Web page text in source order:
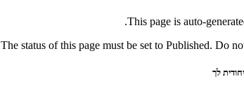
This page is auto-
The status of this page must be set to Published. Do
לך